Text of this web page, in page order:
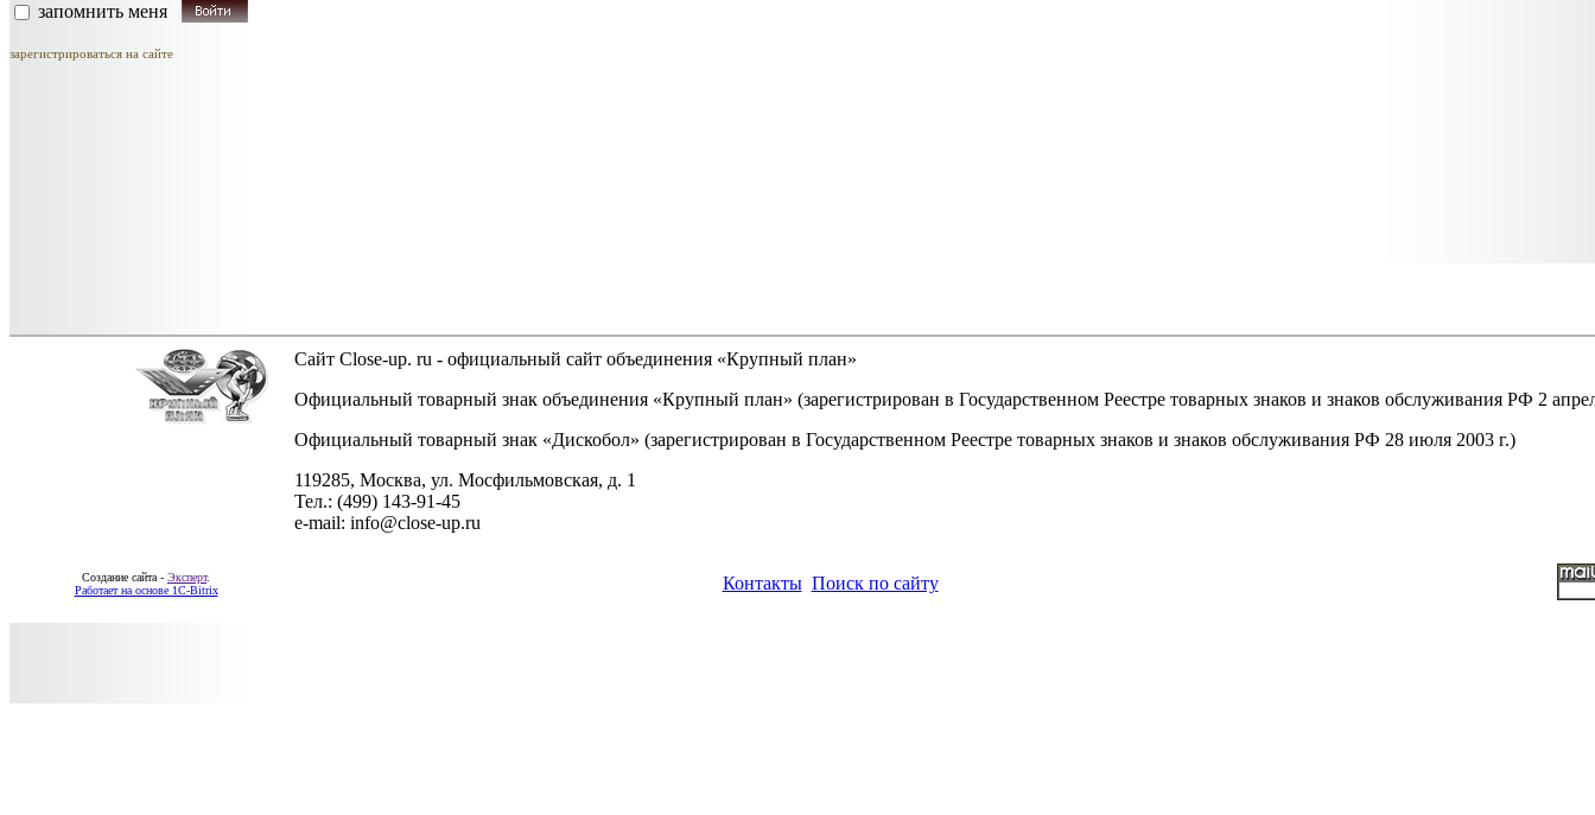
запомнить меня
зарегистрироваться на сайте
Сайт Close-up. ru - официальный сайт объединения «Крупный план»
Официальный товарный знак объединения «Крупный план» (зарегистрирован в Государственном Реестре товарных знаков и знаков обслуживания РФ 2
Официальный товарный знак «Дискобол» (зарегистрирован в Государственном Реестре товарных знаков и знаков обслуживания РФ 28 июля 2003 г.)
119285, Москва, ул. Мосфильмовская, д. 1
Тел.: (499) 143-91-45
e-mail: info@close-up.ru
Создание сайта - Эксперт.
Работает на основе 1C-Bitrix
Контакты Поиск по сайту